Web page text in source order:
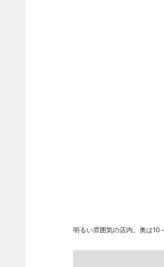
明るい雰囲気の店内。奥は10